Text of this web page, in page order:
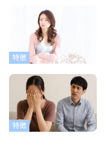
特徴
特徴